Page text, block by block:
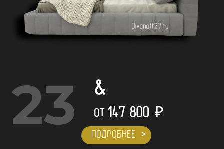
23 &
ОТ 147 800 ₽
ПОДРОБНЕЕ